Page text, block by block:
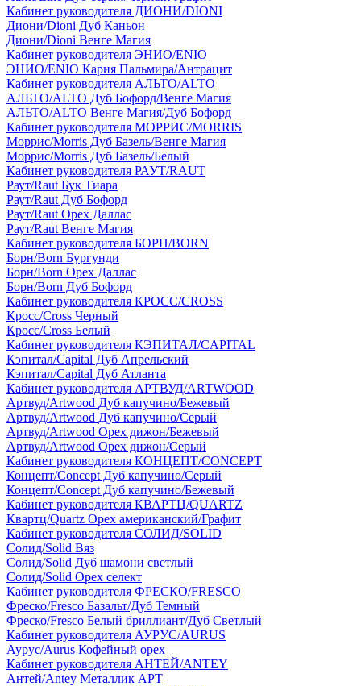
Кабинет руководителя ДИОНИ/DIONI
Диони/Dioni Дуб Каньон
Диони/Dioni Венге Магия
Кабинет руководителя ЭНИО/ENIO
ЭНИО/ENIO Кария Пальмира/Антрацит
Кабинет руководителя АЛЬТО/ALTO
АЛЬТО/ALTO Дуб Бофорд/Венге Магия
АЛЬТО/ALTO Венге Магия/Дуб Бофорд
Кабинет руководителя МОРРИС/MORRIS
Моррис/Morris Дуб Базель/Венге Магия
Моррис/Morris Дуб Базель/Белый
Кабинет руководителя РАУТ/RAUT
Раут/Raut Бук Тиара
Раут/Raut Дуб Бофорд
Раут/Raut Орех Даллас
Раут/Raut Венге Магия
Кабинет руководителя БОРН/BORN
Борн/Born Бургунди
Борн/Born Орех Даллас
Борн/Born Дуб Бофорд
Кабинет руководителя КРОСС/CROSS
Кросс/Cross Черный
Кросс/Cross Белый
Кабинет руководителя КЭПИТАЛ/CAPITAL
Кэпитал/Capital Дуб Апрельский
Кэпитал/Capital Дуб Атланта
Кабинет руководителя АРТВУД/ARTWOOD
Артвуд/Artwood Дуб капучино/Бежевый
Артвуд/Artwood Дуб капучино/Серый
Артвуд/Artwood Орех дижон/Бежевый
Артвуд/Artwood Орех дижон/Серый
Кабинет руководителя КОНЦЕПТ/CONCEPT
Концепт/Concept Дуб капучино/Серый
Концепт/Concept Дуб капучино/Бежевый
Кабинет руководителя КВАРТЦ/QUARTZ
Квартц/Quartz Орех американский/Графит
Кабинет руководителя СОЛИД/SOLID
Солид/Solid Вяз
Солид/Solid Дуб шамони светлый
Солид/Solid Орех селект
Кабинет руководителя ФРЕСКО/FRESCO
Фреско/Fresco Базальт/Дуб Темный
Фреско/Fresco Белый бриллиант/Дуб Светлый
Кабинет руководителя АУРУС/AURUS
Аурус/Aurus Кофейный орех
Кабинет руководителя АНТЕЙ/ANTEY
Антей/Antey Металлик АРТ